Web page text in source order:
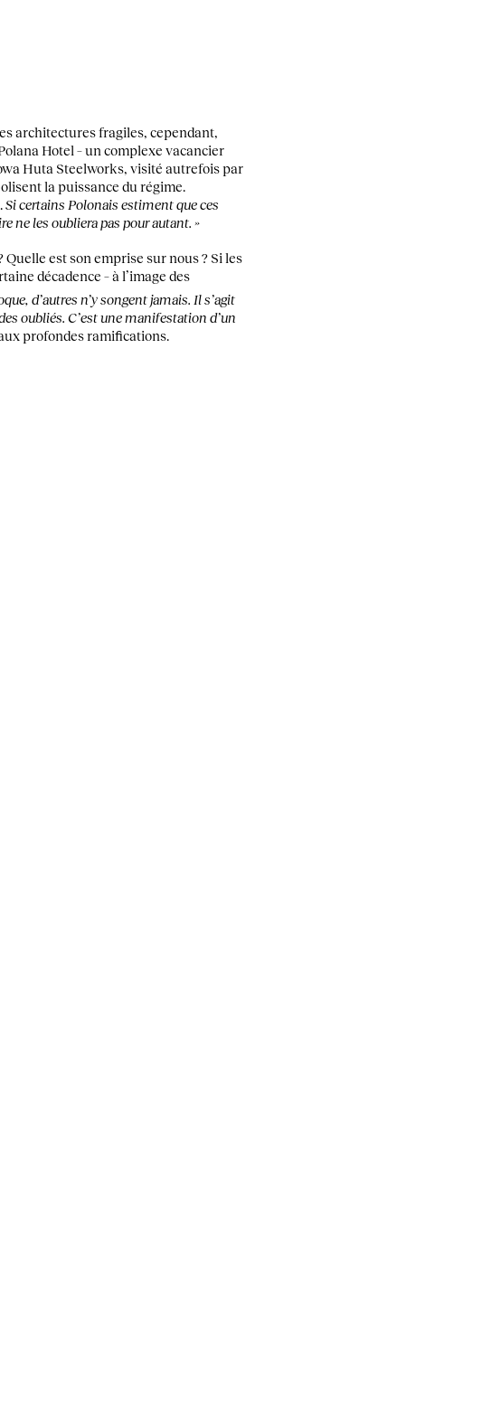
architectures fragiles, cependant,
Hotel – un complexe vacancier
Huta Steelworks, visité autrefois par
la puissance du régime.
Si certains Polonais estiment que ces
ne les oubliera pas pour autant. »
est son emprise sur nous ? Si les
décadence – à l’image des
d’autres n’y songent jamais. Il s’agit
oubliés. C’est une manifestation d’un
profondes ramifications.